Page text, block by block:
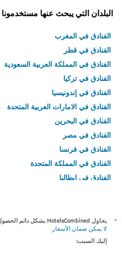
البلدان التي يبحث عنها مستخدمونا
الفنادق في المغرب
الفنادق في قطر
الفنادق في المملكة العربية السعودية
الفنادق في تركيا
الفنادق في إندونيسيا
الفنادق في الامارات العربية المتحدة
الفنادق في البحرين
الفنادق في مصر
الفنادق في فرنسا
الفنادق في المملكة المتحدة
الفنادق في إيطاليا
*
يحاول HotelsCombined بشكل دائم الحصول على الأسعار الدقيقة، ولكن
لا يمكن ضمان الأسعار .
إليك السبب: